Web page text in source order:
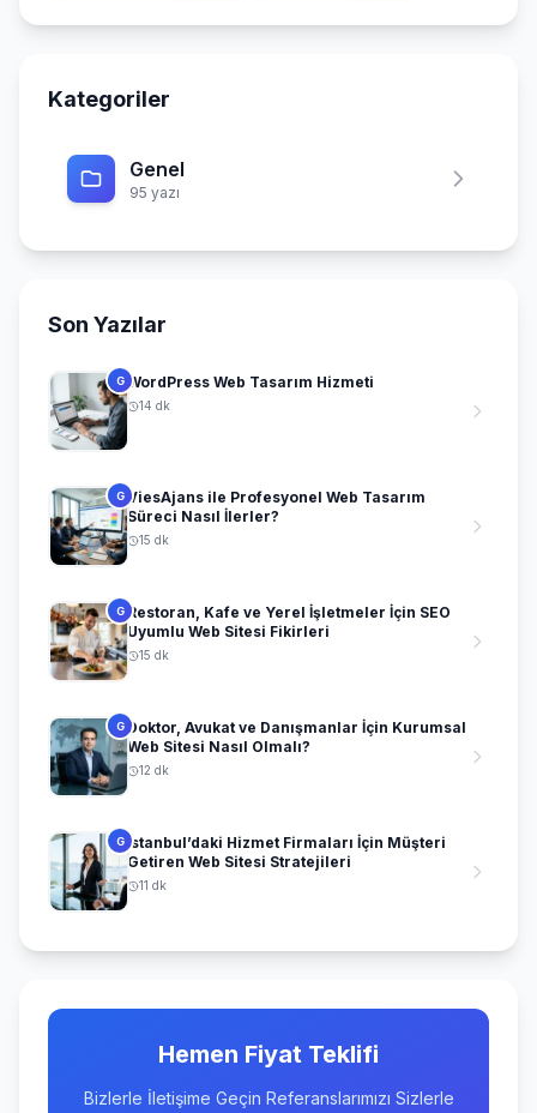
Kategoriler
Genel
95 yazı
Son Yazılar
G WordPress Web Tasarım Hizmeti
14 dk
G ViesAjans ile Profesyonel Web Tasarım
Süreci Nasıl İlerler?
15 dk
G Restoran, Kafe ve Yerel İşletmeler İçin SEO
Uyumlu Web Sitesi Fikirleri
15 dk
G Doktor, Avukat ve Danışmanlar İçin Kurumsal
Web Sitesi Nasıl Olmalı?
12 dk
G İstanbul’daki Hizmet Firmaları İçin Müşteri
Getiren Web Sitesi Stratejileri
11 dk
Hemen Fiyat Teklifi
Bizlerle İletişime Geçin Referanslarımızı Sizlerle